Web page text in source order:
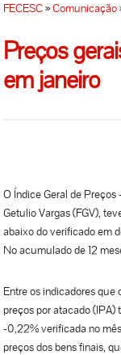
FECESC»Comunicação
Preços
em janeiro
O Índice Geral de
Getulio Vargas (FGV),
abaixo do verificado em
No acumulado de 12
Entre os indicadores que
preços por atacado (IPA)
-0,22% verificada no
preços dos bens finais,